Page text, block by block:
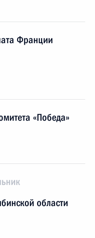
Франции
«Победа»
области